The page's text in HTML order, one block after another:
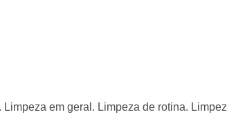
em geral. Limpeza de rotina.